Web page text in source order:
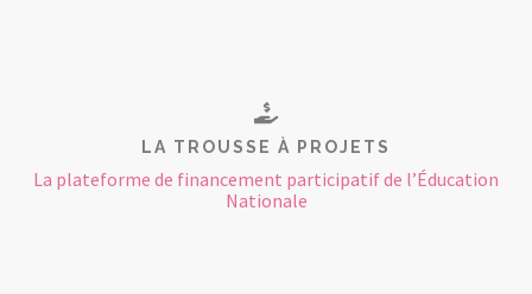
LA TROUSSE À PROJETS
La plateforme de financement participatif de l’Éducation
Nationale